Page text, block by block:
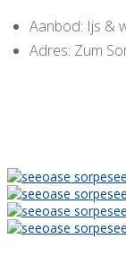
Aanbod: Ijs &
Adres: Zum